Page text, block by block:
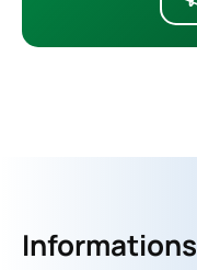
Informations